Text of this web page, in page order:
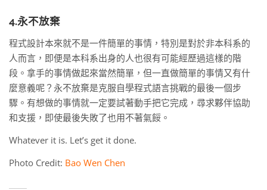
4.永不放棄
程式設計本來就不是一件簡單的事情，特別是對於非本科系的
人而言，即便是本科系出身的人也很有可能經歷過這樣的階
段。拿手的事情做起來當然簡單，但一直做簡單的事情又有什
麼意義呢？永不放棄是克服自學程式語言挑戰的最後一個步
驟。有想做的事情就一定要試著動手把它完成，尋求夥伴協助
和支援，即使最後失敗了也用不著氣餒。
Whatever it is. Let’s get it done.
Photo Credit: Bao Wen Chen